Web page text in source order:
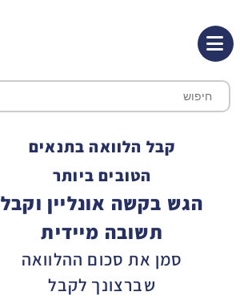
קבל הלוואה בתנאים
הטובים ביותר
הגש בקשה אונליין וקבל
תשובה מיידית
סמן את סכום ההלוואה
שברצונך לקבל